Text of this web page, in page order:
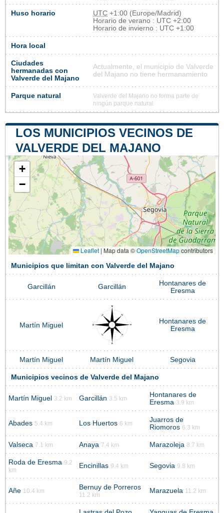
Huso horario UTC +1:00 (Europe/Madrid)
Horario de verano : UTC +2:00
Horario de invierno : UTC +1:00
Hora local
Ciudades
hermanadas con
Valverde del Majano
Actualmente, el municipio de Valverde
del Majano no tiene hermanamiento
Parque natural
Valverde del Majano no forma parte de
ningún parque natural
LOS MUNICIPIOS VECINOS DE
VALVERDE DEL MAJANO
+
−
Leaflet | Map data ©OpenStreetMapcontributors
Municipios que limitan con Valverde del Majano
Garcillán Garcillán
Hontanares de
Eresma
Martín Miguel
Hontanares de
Eresma
Martín Miguel Martín Miguel Segovia
Municipios vecinos de Valverde del Majano
Martín Miguel 3.2 km Garcillán 3.5 km
Hontanares de
Eresma 3.9 km
Abades 5.4 km Los Huertos 6 km
Juarros de
Riomoros 6.3 km
Valseca 7.1 km Anaya 7.4 km Marazoleja 8.7 km
Roda de Eresma 9.2
km
Encinillas 9.4 km Segovia 9.8 km
Añe 10.4 km Bernuy de Porreros
11.2 km
Marazuela 11.2 km